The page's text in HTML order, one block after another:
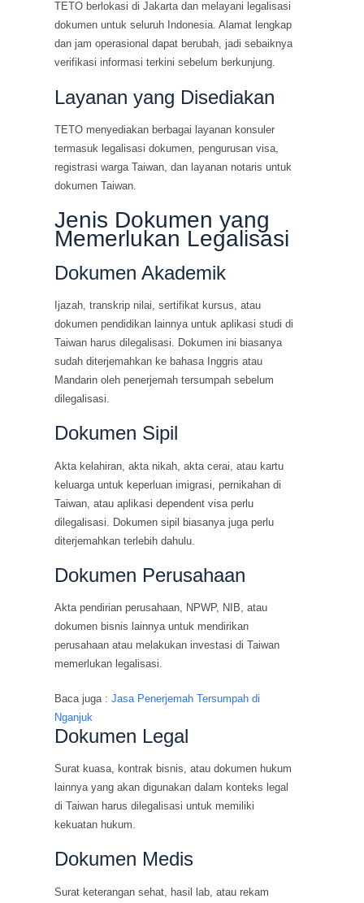
TETO berlokasi di Jakarta dan melayani legalisasi
dokumen untuk seluruh Indonesia. Alamat lengkap
dan jam operasional dapat berubah, jadi sebaiknya
verifikasi informasi terkini sebelum berkunjung.
Layanan yang Disediakan
TETO menyediakan berbagai layanan konsuler
termasuk legalisasi dokumen, pengurusan visa,
registrasi warga Taiwan, dan layanan notaris untuk
dokumen Taiwan.
Jenis Dokumen yang
Memerlukan Legalisasi
Dokumen Akademik
Ijazah, transkrip nilai, sertifikat kursus, atau
dokumen pendidikan lainnya untuk aplikasi studi di
Taiwan harus dilegalisasi. Dokumen ini biasanya
sudah diterjemahkan ke bahasa Inggris atau
Mandarin oleh penerjemah tersumpah sebelum
dilegalisasi.
Dokumen Sipil
Akta kelahiran, akta nikah, akta cerai, atau kartu
keluarga untuk keperluan imigrasi, pernikahan di
Taiwan, atau aplikasi dependent visa perlu
dilegalisasi. Dokumen sipil biasanya juga perlu
diterjemahkan terlebih dahulu.
Dokumen Perusahaan
Akta pendirian perusahaan, NPWP, NIB, atau
dokumen bisnis lainnya untuk mendirikan
perusahaan atau melakukan investasi di Taiwan
memerlukan legalisasi.
Baca juga :Jasa Penerjemah Tersumpah di
Nganjuk
Dokumen Legal
Surat kuasa, kontrak bisnis, atau dokumen hukum
lainnya yang akan digunakan dalam konteks legal
di Taiwan harus dilegalisasi untuk memiliki
kekuatan hukum.
Dokumen Medis
Surat keterangan sehat, hasil lab, atau rekam